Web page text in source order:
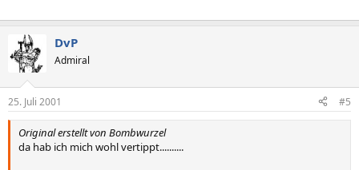
DvP
Admiral
25. Juli 2001 #5
Original erstellt von Bombwurzel
da hab ich mich wohl vertippt..........